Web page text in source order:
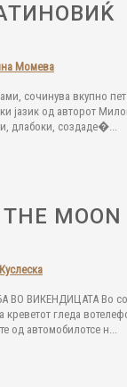
Момева
сочинува вкупно
јазик од авторот
длабоки, создаде�...
MOON
ВО ВИКЕНДИЦАТА Во
креветот гледа
од автомобилотсе н...